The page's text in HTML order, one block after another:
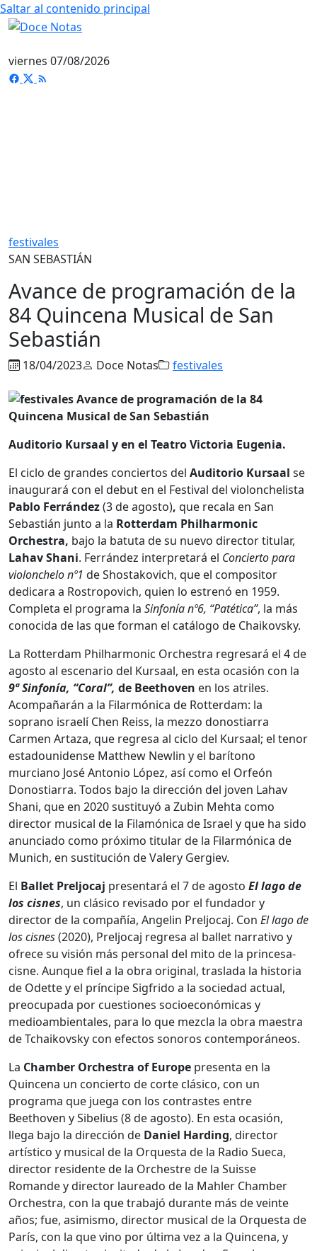
Saltar al contenido principal
viernes 07/08/2026
festivales
SAN SEBASTIÁN
Avance de programación de la
84 Quincena Musical de San
Sebastián
18/04/2023 Doce Notas festivales
Auditorio Kursaal y en el Teatro Victoria Eugenia.
El ciclo de grandes conciertos del Auditorio Kursaal se
inaugurará con el debut en el Festival del violonchelista
Pablo Ferrández(3 de agosto), que recala en San
Sebastián junto a la Rotterdam Philharmonic
Orchestra, bajo la batuta de su nuevo director titular,
Lahav Shani. Ferrández interpretará el Concierto para
violonchelo nº1 de Shostakovich, que el compositor
dedicara a Rostropovich, quien lo estrenó en 1959.
Completa el programa la Sinfoníanº6, “Patética”, la más
conocida de las que forman el catálogo de Chaikovsky.
La Rotterdam Philharmonic Orchestra regresará el 4 de
agosto al escenario del Kursaal, en esta ocasión con la
9ª Sinfonía, “Coral”, de Beethoven en los atriles.
Acompañarán a la Filarmónica de Rotterdam: la
soprano israelí Chen Reiss, la mezzo donostiarra
Carmen Artaza, que regresa al ciclo del Kursaal; el tenor
estadounidense Matthew Newlin y el barítono
murciano José Antonio López, así como el Orfeón
Donostiarra. Todos bajo la dirección del joven Lahav
Shani, que en 2020 sustituyó a Zubin Mehta como
director musical de la Filamónica de Israel y que ha sido
anunciado como próximo titular de la Filarmónica de
Munich, en sustitución de Valery Gergiev.
El Ballet Preljocaj presentará el 7 de agosto El lago de
los cisnes, un clásico revisado por el fundador y
director de la compañía, Angelin Preljocaj. Con El lago de
los cisnes(2020), Preljocaj regresa al ballet narrativo y
ofrece su visión más personal del mito de la princesa-
cisne. Aunque fiel a la obra original, traslada la historia
de Odette y el príncipe Sigfrido a la sociedad actual,
preocupada por cuestiones socioeconómicas y
medioambientales, para lo que mezcla la obra maestra
de Tchaikovsky con efectos sonoros contemporáneos.
La Chamber Orchestra of Europe presenta en la
Quincena un concierto de corte clásico, con un
programa que juega con los contrastes entre
Beethoven y Sibelius (8 de agosto). En esta ocasión,
llega bajo la dirección de Daniel Harding, director
artístico y musical de la Orquesta de la Radio Sueca,
director residente de la Orchestre de la Suisse
Romande y director laureado de la Mahler Chamber
Orchestra, con la que trabajó durante más de veinte
años; fue, asimismo, director musical de la Orquesta de
París, con la que vino por última vez a la Quincena, y